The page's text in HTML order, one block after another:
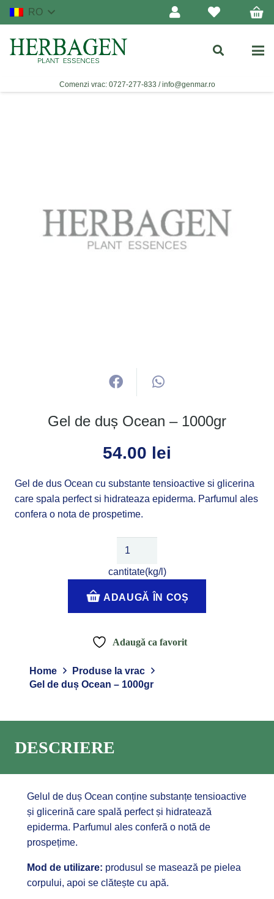
RO
Comenzi vrac: 0727-277-833 /info@genmar.ro
Gel de duș Ocean – 1000gr
54.00 lei
Gel de dus Ocean cu substante tensioactive si glicerina
care spala perfect si hidrateaza epiderma. Parfumul ales
confera o nota de prospetime.
Cantitate
de
1000gr
cantitate(kg/l)
ADAUGĂ ÎN COȘ
Adaugă ca favorit
Home
Produse la vrac
Gel de duș Ocean – 1000gr
DESCRIERE
Gelul de duș Ocean conține substanțe tensioactive
și glicerină care spală perfect și hidratează
epiderma. Parfumul ales conferă o notă de
prospețime.
Mod de utilizare: produsul se masează pe pielea
corpului, apoi se clătește cu apă.